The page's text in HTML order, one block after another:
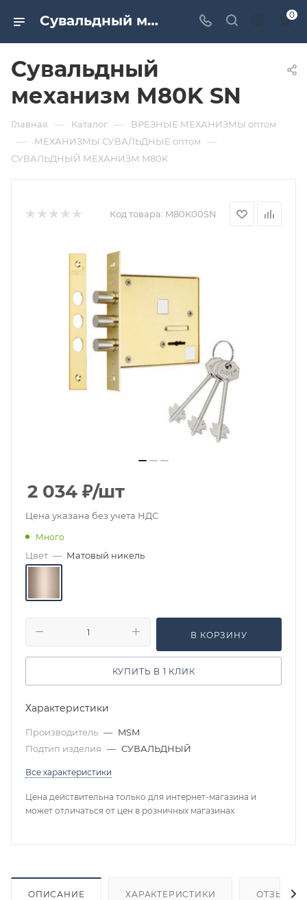
Сувальдный механизм M80K SN. Дверная и мебельная фурнитура САМИР-КИЛИТ | Оптовые поставки 0
Сувальдный
механизм M80K SN
Главная — Каталог — ВРЕЗНЫЕ МЕХАНИЗМЫ оптом
— МЕХАНИЗМЫ СУВАЛЬДНЫЕ оптом —
СУВАЛЬДНЫЙ МЕХАНИЗМ M80K
Код товара: M80K00SN
2 034 ₽/шт
Цена указана без учета НДС
Много
Цвет — Матовый никель
В КОРЗИНУ
КУПИТЬ В 1 КЛИК
Характеристики
Производитель — MSM
Подтип изделия — СУВАЛЬДНЫЙ
Все характеристики
Цена действительна только для интернет-магазина и
может отличаться от цен в розничных магазинах
ОПИСАНИЕ ХАРАКТЕРИСТИКИ ОТЗЫВЫ